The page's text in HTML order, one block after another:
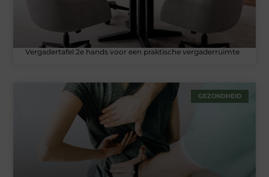
Vergadertafel 2e hands voor een praktische vergaderruimte
GEZONDHEID